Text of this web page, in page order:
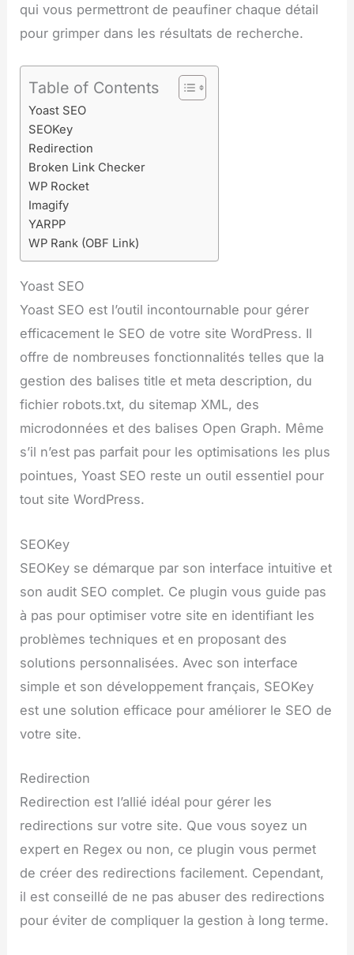
qui vous permettront de peaufiner chaque détail
pour grimper dans les résultats de recherche.
Table of Contents
Yoast SEO
SEOKey
Redirection
Broken Link Checker
WP Rocket
Imagify
YARPP
WP Rank (OBF Link)
Yoast SEO
Yoast SEO est l’outil incontournable pour gérer
efficacement le SEO de votre site WordPress. Il
offre de nombreuses fonctionnalités telles que la
gestion des balises title et meta description, du
fichier robots.txt, du sitemap XML, des
microdonnées et des balises Open Graph. Même
s’il n’est pas parfait pour les optimisations les plus
pointues, Yoast SEO reste un outil essentiel pour
tout site WordPress.
SEOKey
SEOKey se démarque par son interface intuitive et
son audit SEO complet. Ce plugin vous guide pas
à pas pour optimiser votre site en identifiant les
problèmes techniques et en proposant des
solutions personnalisées. Avec son interface
simple et son développement français, SEOKey
est une solution efficace pour améliorer le SEO de
votre site.
Redirection
Redirection est l’allié idéal pour gérer les
redirections sur votre site. Que vous soyez un
expert en Regex ou non, ce plugin vous permet
de créer des redirections facilement. Cependant,
il est conseillé de ne pas abuser des redirections
pour éviter de compliquer la gestion à long terme.